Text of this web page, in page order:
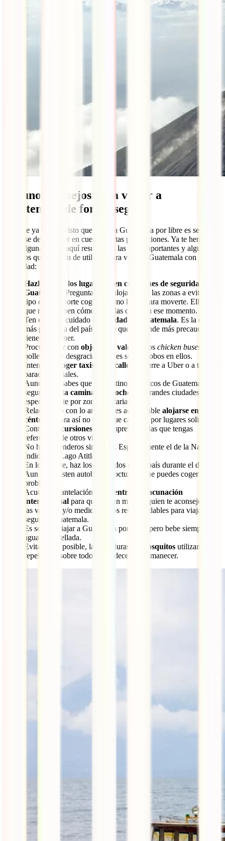
Algunos consejos para viajar a
Guatemala de forma segura
Aunque ya hemos visto que viajar a Guatemala por libre es seguro,
sí que se deben tener en cuenta ciertas precauciones. Ya te hemos
dado algunas, pero aquí resumimos las más importantes y algunos
consejos que te serán de utilidad para viajar a Guatemala con
seguridad:
Hazle caso a los lugareños en cuestiones de seguridad en
Guatemala
. Pregunta en tu alojamiento las zonas a evitar, qué
tipo de transporte coger o cómo hacer para moverte. Ellos más
que nadie saben cómo están las cosas en ese momento.
Ten especial cuidado en
Ciudad de Guatemala. Es la ciudad
más peligrosa del país, por lo que es donde más precaución
tienes que tener.
Procura no ir con objetos de valor en los chicken buses
polleras. Por desgracia, a veces se dan robos en ellos.
Intenta
no coger taxis de la calle
y recurre a Uber o a taxis de
paradas oficiales.
Aunque ya sabes que los destinos turísticos de Guatemala son
seguros,
evita caminar de noche
por grandes ciudades y
especialmente por zonas solitarias.
Relacionado con lo anterior, es aconsejable alojarse en zonas
céntricas
para así no tener que caminar por lugares solitarios.
Contrata
excursiones con empresas de las que tengas
referencias de otros viajeros.
No hagas senderos sin
. Especialmente el de la Nariz del
Indio en el Lago Atitlán.
En lo posible, haz los recorridos por el país durante el día.
Aun así, existen autobuses nocturnos que puedes coger sin
problemas.
Acude con antelación a un
centro de vacunación
internacional para que sea un médico quien te aconseje sobre
las vacunas y/o medicamentos recomendables para viajar
seguro a Guatemala.
Es seguro viajar a Guatemala por libre, pero bebe siempre
agua embotellada.
Evita, en lo posible, las picaduras de
mosquitos utilizando
repelentes, sobre todo al atardecer y al amanecer.